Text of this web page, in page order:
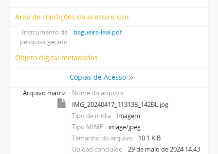
Área de condições de acesso e uso
Instrumento de
pesquisa gerado
bagueira-leal.pdf
Objeto digital metadados
Cópias de Acesso
Arquivo matriz
Nome do arquivo
IMG_20240417_113138_142BL.jpg
Tipo de mídia
Imagem
Tipo MIME
image/jpeg
Tamanho do arquivo
10.1 KiB
Upload concluído
29 de maio de 2024 14:43